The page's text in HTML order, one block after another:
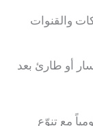
والقنوات
أو طارئ بعد
مع تنوّع